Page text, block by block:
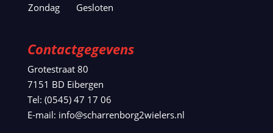
Zondag
Gesloten
Contactgegevens
Grotestraat 80
7151 BD Eibergen
Tel: (0545) 47 17 06
E-mail: info@scharrenborg2wielers.nl